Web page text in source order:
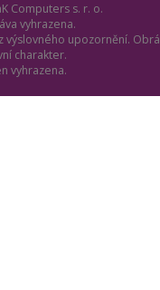
Computers s. r. o.
vyhrazena.
upozornění.
charakter.
vyhrazena.